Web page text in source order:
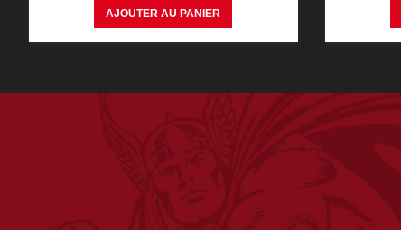
AJOUTER AU PANIER